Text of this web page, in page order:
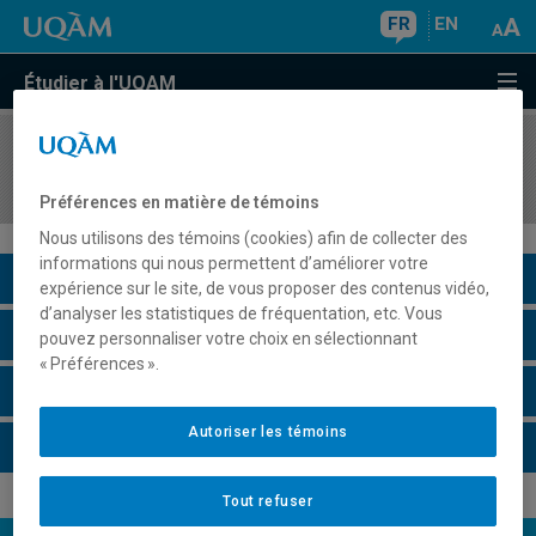
FR EN
Étudier à l'UQAM
COURS//
Description du cours
Horaire - Été 2026
Préférences en matière de témoins
Nous utilisons des témoins (cookies) afin de collecter des
informations qui nous permettent d’améliorer votre
expérience sur le site, de vous proposer des contenus vidéo,
d’analyser les statistiques de fréquentation, etc. Vous
pouvez personnaliser votre choix en sélectionnant
« Préférences ».
Tout refuser
Autoriser les témoins